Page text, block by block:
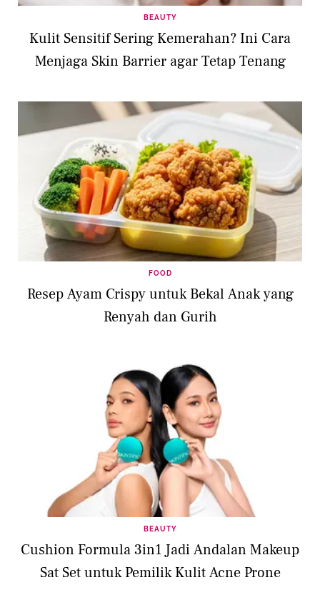
BEAUTY
Kulit Sensitif Sering Kemerahan? Ini Cara
Menjaga Skin Barrier agar Tetap Tenang
FOOD
Resep Ayam Crispy untuk Bekal Anak yang
Renyah dan Gurih
BEAUTY
Cushion Formula 3in1 Jadi Andalan Makeup
Sat Set untuk Pemilik Kulit Acne Prone